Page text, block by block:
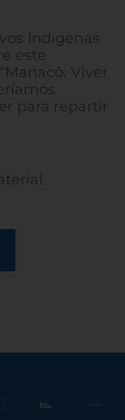
Indígenas
este
Viver
para repartir